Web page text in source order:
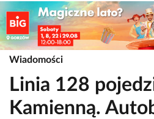
Wiadomości
Linia 128
Kamienną.